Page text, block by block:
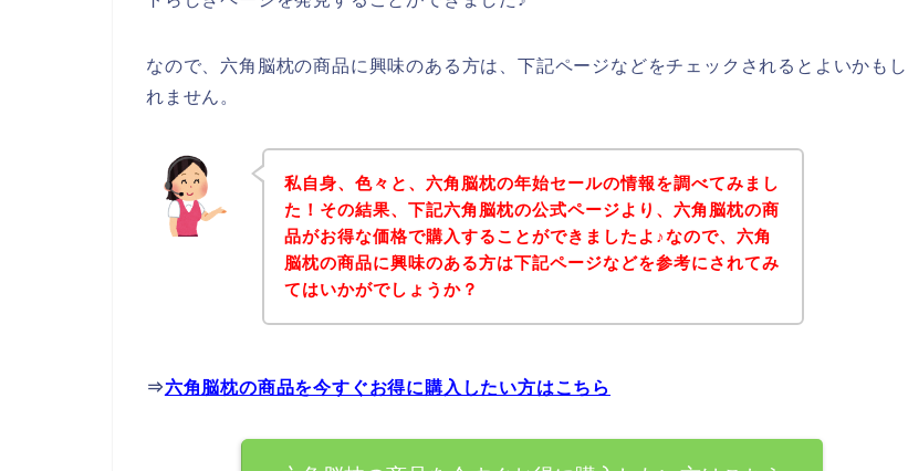
なので、六角脳枕の商品に興味のある方は、下記ページなどをチェックされるとよいかもし
れません。
私自身、色々と、六角脳枕の年始セールの情報を調べてみまし
た！その結果、下記六角脳枕の公式ページより、六角脳枕の商
品がお得な価格で購入することができましたよ♪なので、六角
脳枕の商品に興味のある方は下記ページなどを参考にされてみ
てはいかがでしょうか？
⇒六角脳枕の商品を今すぐお得に購入したい方はこちら